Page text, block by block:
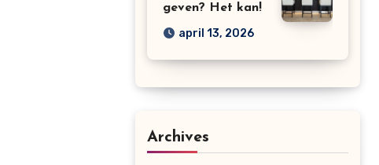
geven? Het kan!
april 13, 2026
Archives